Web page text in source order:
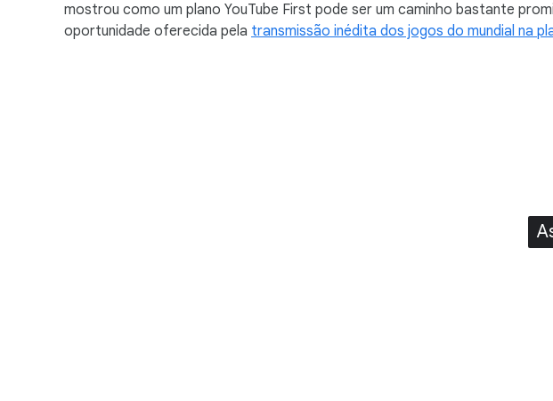
mostrou como um plano YouTube First pode ser um caminho bastante
oportunidade oferecida pela transmissão inédita dos jogos do mundial na